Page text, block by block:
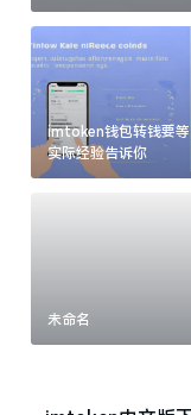
imtoken钱包转钱要等
实际经验告诉你
未命名